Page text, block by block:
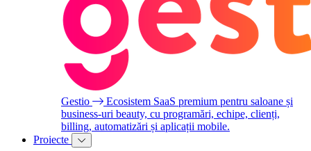
Gestio
Ecosistem SaaS premium pentru saloane și
business-uri beauty, cu programări, echipe, clienți,
billing, automatizări și aplicații mobile.
Proiecte